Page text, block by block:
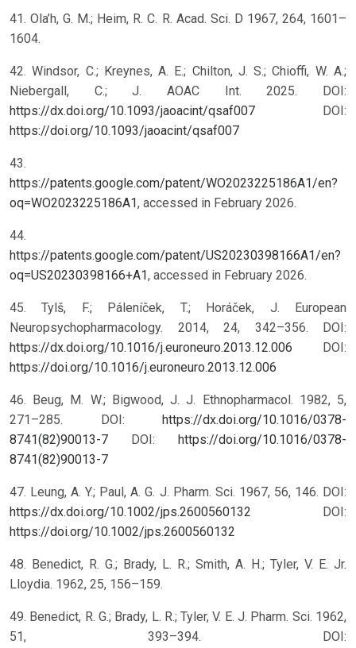
41. Ola’h, G. M.; Heim, R. C. R. Acad. Sci. D 1967, 264, 1601–
1604.
42. Windsor, C.; Kreynes, A. E.; Chilton, J. S.; Chioffi, W. A.;
Niebergall, C.; J. AOAC Int. 2025. DOI:
https://dx.doi.org/10.1093/jaoacint/qsaf007
DOI:
https://doi.org/10.1093/jaoacint/qsaf007
43.
https://patents.google.com/patent/WO2023225186A1/en?
oq=WO2023225186A1, accessed in February 2026.
44.
https://patents.google.com/patent/US20230398166A1/en?
oq=US20230398166+A1, accessed in February 2026.
45. Tylš, F.; Páleníček, T.; Horáček, J. European
Neuropsychopharmacology. 2014, 24, 342–356. DOI:
https://dx.doi.org/10.1016/j.euroneuro.2013.12.006
DOI:
https://doi.org/10.1016/j.euroneuro.2013.12.006
46. Beug, M. W.; Bigwood, J. J. Ethnopharmacol. 1982, 5,
271–285. DOI: https://dx.doi.org/10.1016/0378-
8741(82)90013-7
DOI: https://doi.org/10.1016/0378-
8741(82)90013-7
47. Leung, A. Y.; Paul, A. G. J. Pharm. Sci. 1967, 56, 146. DOI:
https://dx.doi.org/10.1002/jps.2600560132
DOI:
https://doi.org/10.1002/jps.2600560132
48. Benedict, R. G.; Brady, L. R.; Smith, A. H.; Tyler, V. E. Jr.
Lloydia. 1962, 25, 156–159.
49. Benedict, R. G.; Brady, L. R.; Tyler, V. E. J. Pharm. Sci. 1962,
51, 393–394. DOI: